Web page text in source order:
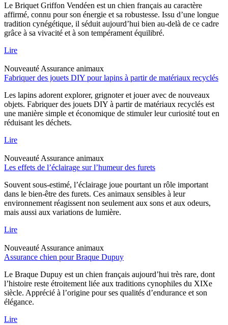
Le Briquet Griffon Vendéen est un chien français au caractère
affirmé, connu pour son énergie et sa robustesse. Issu d’une longue
tradition cynégétique, il séduit aujourd’hui bien au-delà de ce cadre
grâce à sa vivacité et à son tempérament équilibré.
Lire
Nouveauté Assurance animaux
Fabriquer des jouets DIY pour lapins à partir de matériaux recyclés
Les lapins adorent explorer, grignoter et jouer avec de nouveaux
objets. Fabriquer des jouets DIY à partir de matériaux recyclés est
une manière simple et économique de stimuler leur curiosité tout en
réduisant les déchets.
Lire
Nouveauté Assurance animaux
Les effets de l’éclairage sur l’humeur des furets
Souvent sous-estimé, l’éclairage joue pourtant un rôle important
dans le bien-être des furets. Ces animaux sensibles à leur
environnement réagissent non seulement aux sons et aux odeurs,
mais aussi aux variations de lumière.
Lire
Nouveauté Assurance animaux
Assurance chien pour Braque Dupuy
Le Braque Dupuy est un chien français aujourd’hui très rare, dont
l’histoire reste étroitement liée aux traditions cynophiles du XIXe
siècle. Apprécié à l’origine pour ses qualités d’endurance et son
élégance.
Lire